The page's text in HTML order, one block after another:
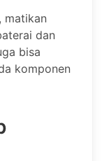
matikan
dan
bisa
komponen